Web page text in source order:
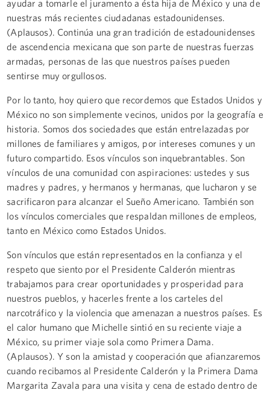
ayudar a tomarle el juramento a ésta hija de México y una de
nuestras más recientes ciudadanas estadounidenses.
(Aplausos). Continúa una gran tradición de estadounidenses
de ascendencia mexicana que son parte de nuestras fuerzas
armadas, personas de las que nuestros países pueden
sentirse muy orgullosos.
Por lo tanto, hoy quiero que recordemos que Estados Unidos y
México no son simplemente vecinos, unidos por la geografía e
historia. Somos dos sociedades que están entrelazadas por
millones de familiares y amigos, por intereses comunes y un
futuro compartido. Esos vínculos son inquebrantables. Son
vínculos de una comunidad con aspiraciones: ustedes y sus
madres y padres, y hermanos y hermanas, que lucharon y se
sacrificaron para alcanzar el Sueño Americano. También son
los vínculos comerciales que respaldan millones de empleos,
tanto en México como Estados Unidos.
Son vínculos que están representados en la confianza y el
respeto que siento por el Presidente Calderón mientras
trabajamos para crear oportunidades y prosperidad para
nuestros pueblos, y hacerles frente a los carteles del
narcotráfico y la violencia que amenazan a nuestros países. Es
el calor humano que Michelle sintió en su reciente viaje a
México, su primer viaje sola como Primera Dama.
(Aplausos). Y son la amistad y cooperación que afianzaremos
cuando recibamos al Presidente Calderón y la Primera Dama
Margarita Zavala para una visita y cena de estado dentro de